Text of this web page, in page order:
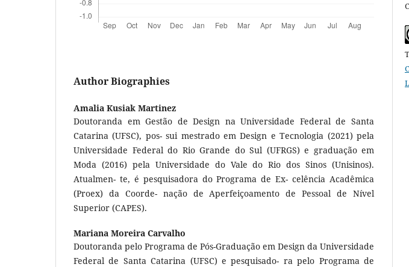
Author Biographies
Amalia Kusiak Martinez
Doutoranda em Gestão de Design na Universidade Federal de Santa
Catarina (UFSC), pos- sui mestrado em Design e Tecnologia (2021) pela
Universidade Federal do Rio Grande do Sul (UFRGS) e graduação em
Moda (2016) pela Universidade do Vale do Rio dos Sinos (Unisinos).
Atualmen- te, é pesquisadora do Programa de Ex- celência Acadêmica
(Proex) da Coorde- nação de Aperfeiçoamento de Pessoal de Nível
Superior (CAPES).
Mariana Moreira Carvalho
Doutoranda pelo Programa de Pós-Graduação em Design da Universidade
Federal de Santa Catarina (UFSC) e pesquisado- ra pelo Programa de